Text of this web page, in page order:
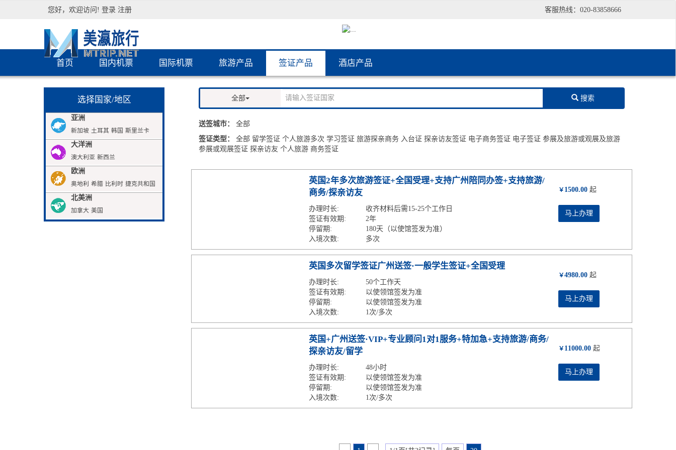
您好，欢迎访问! 登录 注册 客服热线：020-83858666
首页 国内机票 国际机票 旅游产品 签证产品 酒店产品
选择国家/地区
亚洲
新加坡 土耳其 韩国 斯里兰卡
大洋洲
澳大利亚 新西兰
欧洲
奥地利 希腊 比利时 捷克共和国
北美洲
加拿大 美国
全部 搜索
送签城市：
全部
签证类型：
全部 留学签证 个人旅游多次 学习签证 旅游探亲商务 入台证 探亲访友签证 电子商务签证 电子签证 参展及旅游或观展及旅游
参展或观展签证 探亲访友 个人旅游 商务签证
英国2年多次旅游签证+全国受理+支持广州陪同办签+支持旅游/
商务/探亲访友
办理时长:
收齐材料后需15-25个工作日
签证有效期:
2年
停留期:
180天（以使馆签发为准）
入境次数:
多次
￥ 1500.00 起
马上办理
英国多次留学签证广州送签·一般学生签证+全国受理
办理时长:
50个工作天
签证有效期:
以使领馆签发为准
停留期:
以使领馆签发为准
入境次数:
1次/多次
￥4980.00 起
马上办理
英国+广州送签·VIP+专业顾问1对1服务+特加急+支持旅游/商务/
探亲访友/留学
办理时长:
48小时
签证有效期:
以使领馆签发为准
停留期:
以使领馆签发为准
入境次数:
1次/多次
￥ 11000.00 起
马上办理